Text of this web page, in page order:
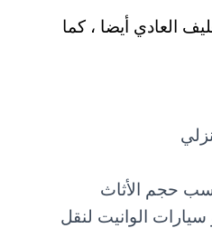
العادي أيضا ، كما
حجم الأثاث
الوانيت لنقل